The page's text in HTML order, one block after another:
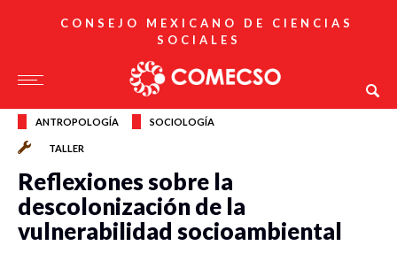
CONSEJO MEXICANO DE CIENCIAS
SOCIALES
ANTROPOLOGÍA SOCIOLOGÍA
TALLER
Reflexiones sobre la
descolonización de la
vulnerabilidad socioambiental